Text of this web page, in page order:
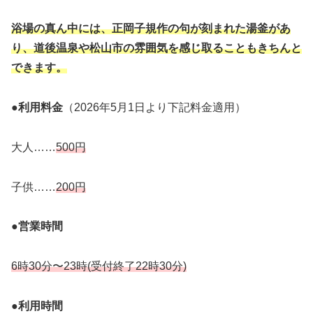
浴場の真ん中には、正岡子規作の句が刻まれた湯釜があ
り、道後温泉や松山市の雰囲気を感じ取ることもきちんと
できます。
●利用料金 （2026年5月1日より下記料金適用）
大人……500円
子供……200円
●営業時間
6時30分〜23時(受付終了22時30分)
●利用時間